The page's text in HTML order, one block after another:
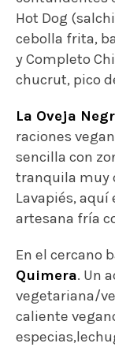
Hot Dog
cebolla frita,
y Completo
chucrut, pico
La Oveja
raciones
sencilla con
tranquila muy
Lavapiés, aquí
artesana fría
En el cercano
Quimera. Un
vegetariana/
caliente